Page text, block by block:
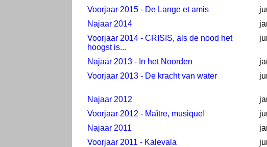
Voorjaar 2015 - De Lange et amis
Najaar 2014
Voorjaar 2014 - CRISIS, als de nood het
hoogst is...
Najaar 2013 - In het Noorden
Voorjaar 2013 - De kracht van water
Najaar 2012
Voorjaar 2012 - Maître, musique!
Najaar 2011
Voorjaar 2011 - Kalevala